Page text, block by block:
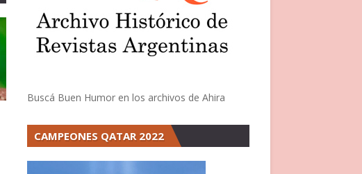
Buscá Buen Humor en los archivos de Ahira
CAMPEONES QATAR 2022